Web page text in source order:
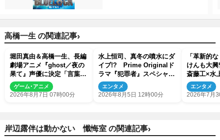
高橋一生 の関連記事›
堀田真由＆高橋一生、長編
劇場アニメ『ghost／夜の
果て』声優に決定「言葉に
はできない沢山の感情を思
い出しました」
ゲーム･アニメ
2026年8月7日 07時00分
水上恒司、真冬の噴水にダ
イブ!? Prime Originalド
ラマ『犯罪者』スペシャル
メイキング映像が公開
エンタメ
2026年8月5日 12時00分
「革新的
けんも大
斎藤工×水
者』ビハ
解禁
エンタメ
2026年7月
岸辺露伴は動かない 懺悔室 の関連記事›